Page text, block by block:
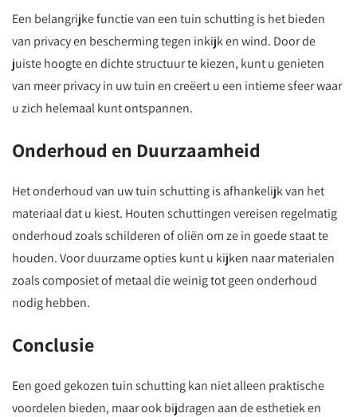
Een belangrijke functie van een tuin schutting is het bieden
van privacy en bescherming tegen inkijk en wind. Door de
juiste hoogte en dichte structuur te kiezen, kunt u genieten
van meer privacy in uw tuin en creëert u een intieme sfeer waar
u zich helemaal kunt ontspannen.
Onderhoud en Duurzaamheid
Het onderhoud van uw tuin schutting is afhankelijk van het
materiaal dat u kiest. Houten schuttingen vereisen regelmatig
onderhoud zoals schilderen of oliën om ze in goede staat te
houden. Voor duurzame opties kunt u kijken naar materialen
zoals composiet of metaal die weinig tot geen onderhoud
nodig hebben.
Conclusie
Een goed gekozen tuin schutting kan niet alleen praktische
voordelen bieden, maar ook bijdragen aan de esthetiek en